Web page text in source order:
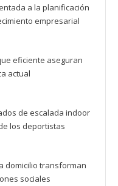
a la planificación
empresarial
eficiente aseguran
actual
de escalada indoor
los deportistas
domicilio transforman
sociales